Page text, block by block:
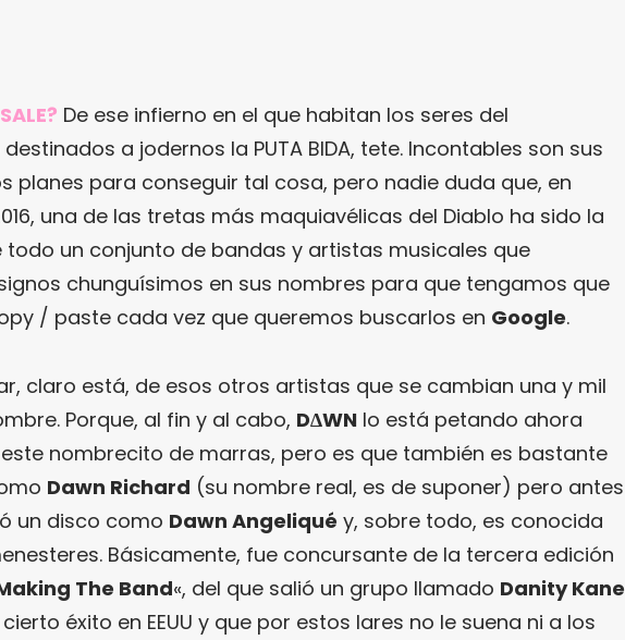
De ese infierno en el que habitan los seres del
a jodernos la PUTA BIDA, tete. Incontables son sus
planes para conseguir tal cosa, pero nadie duda que, en
una de las tretas más maquiavélicas del Diablo ha sido la
todo un conjunto de bandas y artistas musicales que
chunguísimos en sus nombres para que tengamos que
/ paste cada vez que queremos buscarlos en Google.
claro está, de esos otros artistas que se cambian una y mil
Porque, al fin y al cabo, D∆WN lo está petando ahora
nombrecito de marras, pero es que también es bastante
Dawn Richard (su nombre real, es de suponer) pero antes
un disco como Dawn Angeliqué y, sobre todo, es conocida
Básicamente, fue concursante de la tercera edición
The Band«, del que salió un grupo llamado Danity Kane
éxito en EEUU y que por estos lares no le suena ni a los